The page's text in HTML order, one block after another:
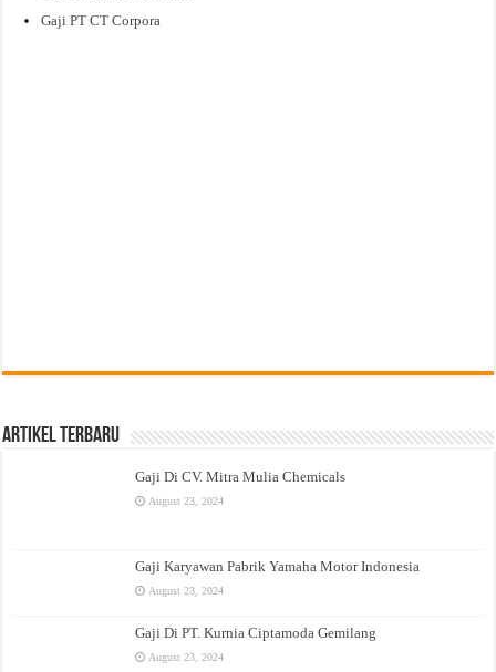
Gaji PT CT Corpora
Artikel Terbaru
Gaji Di CV. Mitra Mulia Chemicals
August 23, 2024
Gaji Karyawan Pabrik Yamaha Motor Indonesia
August 23, 2024
Gaji Di PT. Kurnia Ciptamoda Gemilang
August 23, 2024